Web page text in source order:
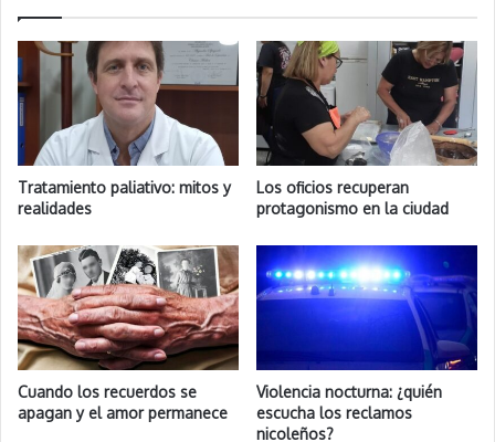
Tratamiento paliativo: mitos y
realidades
Los oficios recuperan
protagonismo en la ciudad
Cuando los recuerdos se
apagan y el amor permanece
Violencia nocturna: ¿quién
escucha los reclamos
nicoleños?